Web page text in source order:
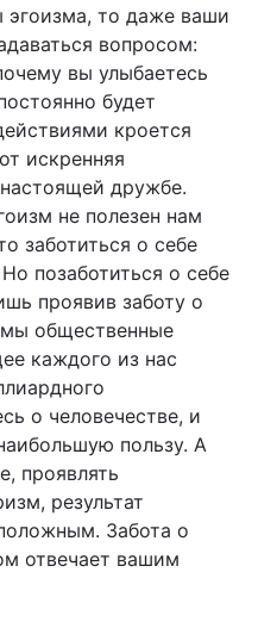
то даже ваши
вопросом:
вы улыбаетесь
будет
кроется
искренняя
дружбе.
не полезен нам
заботиться о себе
позаботиться о себе
проявив заботу о
мы общественные
каждого из нас
о человечестве, и
пользу. А
проявлять
результат
Забота о
отвечает вашим